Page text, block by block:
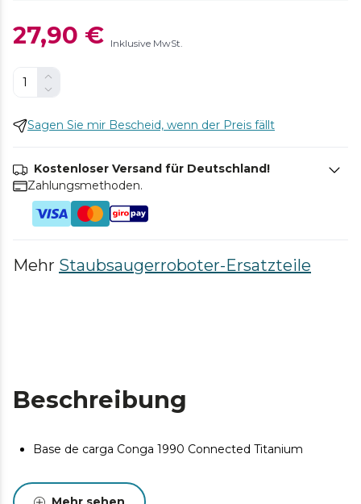
27,90 € Inklusive MwSt.
Sagen Sie mir Bescheid, wenn der Preis fällt
Kostenloser Versand für Deutschland!
Zahlungsmethoden.
Mehr Staubsaugerroboter-Ersatzteile
Beschreibung
Base de carga Conga 1990 Connected Titanium